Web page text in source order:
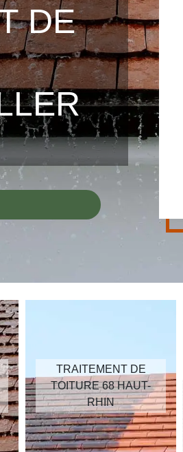
DE
TRAITEMENT DE
TOITURE 68 HAUT-
RHIN